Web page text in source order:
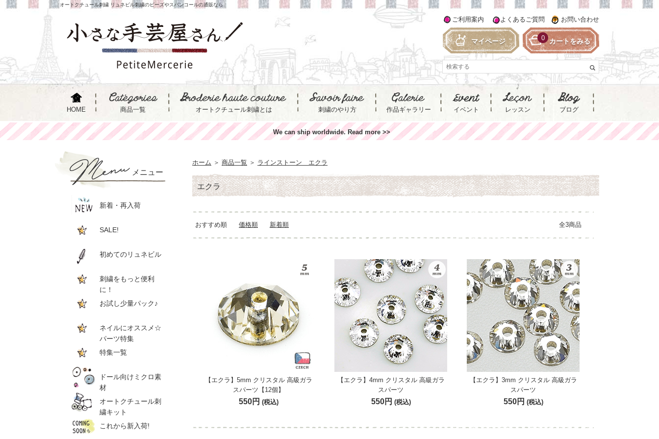
オートクチュール刺繍 リュネビル刺繍のビーズやスパンコールの通販なら
HOME 商品一覧 オートクチュール刺繍とは 刺繍のやり方 作品ギャラリー イベント レッスン ブログ
ご利用案内 よくあるご質問 お問い合わせ
マイページ カートをみる
0
We can ship worldwide. Read more >>
ホーム ＞ 商品一覧 ＞ ラインストーン エクラ
エクラ
全3商品
おすすめ順 価格順 新着順
【エクラ】5mm クリスタル 高級ガラ
スパーツ【12個】
550円 (税込)
【エクラ】4mm クリスタル 高級ガラ
スパーツ
550円 (税込)
【エクラ】3mm クリスタル 高級ガラ
スパーツ
550円 (税込)
メニュー
新着・再入荷
SALE!
初めてのリュネビル
刺繍をもっと便利
に！
お試し少量パック♪
ネイルにオススメ☆
パーツ特集
特集一覧
ドール向けミクロ素
材
オートクチュール刺
繍キット
これから新入荷!